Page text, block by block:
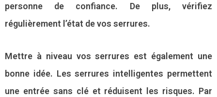
personne de confiance. De plus, vérifiez
régulièrement l’état de vos serrures.
Mettre à niveau vos serrures est également une
bonne idée. Les serrures intelligentes permettent
une entrée sans clé et réduisent les risques. Par